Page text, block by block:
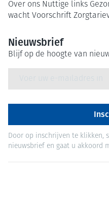
Over ons Nuttige links
wacht Voorschrift
Nieuwsbrief
Blijf op de hoogte van
Door op inschrijven te klikken,
nieuwsbrief en gaat u akkoord